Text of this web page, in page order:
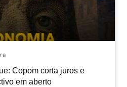
Copom corta juros e
em aberto